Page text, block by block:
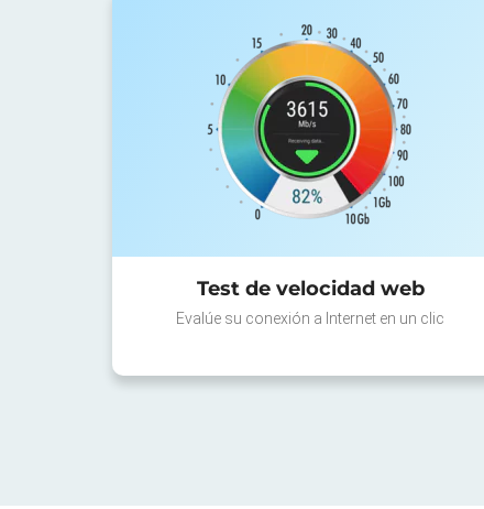
Test de velocidad web
Evalúe su conexión a Internet en un clic